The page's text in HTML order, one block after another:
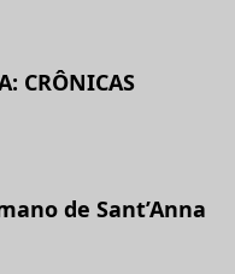
CRÔNICAS
de Sant’Anna